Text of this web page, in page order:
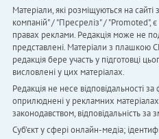
Матеріали, які розміщуються на
компаній" / "Пресреліз" / "Promoted",
правах реклами. Редакція може не
представлені. Матеріали з
редакція бере участь у підготовці
висловлені у цих матеріалах.
Редакція не несе відповідальності
оприлюднені у рекламних
законодавством, відповідальність
Cуб'єкт у сфері онлайн-медіа;